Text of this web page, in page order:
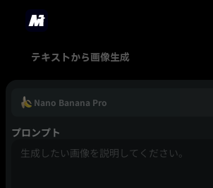
テキストから画像生成
Nano Banana Pro
プロンプト